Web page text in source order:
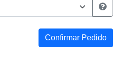
Confirmar Pedido